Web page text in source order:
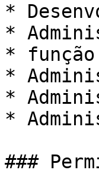
*
*
*
*
*
*
###